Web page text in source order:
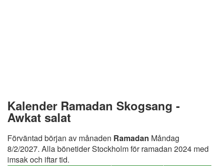
Kalender Ramadan Skogsang -
Awkat salat
Förväntad början av månaden Ramadan Måndag
8/2/2027. Alla bönetider Stockholm för ramadan 2024 med
imsak och iftar tid.